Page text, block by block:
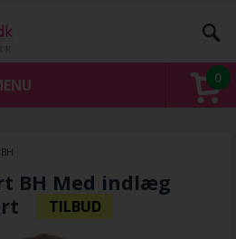
0
BH Med indlæg